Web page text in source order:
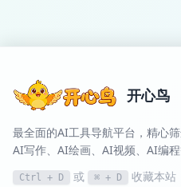
开心鸟
最全面的AI工具导航平台，精心
AI写作、AI绘画、AI视频、AI编程
Ctrl + D 或 ⌘ + D 收藏本站